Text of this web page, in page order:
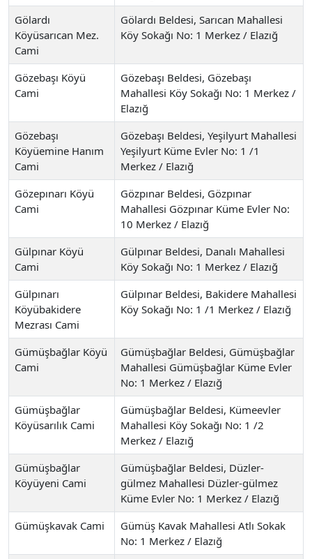
Gölardı
Köyüsarıcan Mez.
Cami
Gölardı Beldesi, Sarıcan Mahallesi
Köy Sokağı No: 1 Merkez / Elazığ
Gözebaşı Köyü
Cami
Gözebaşı Beldesi, Gözebaşı
Mahallesi Köy Sokağı No: 1 Merkez /
Elazığ
Gözebaşı
Köyüemine Hanım
Cami
Gözebaşı Beldesi, Yeşilyurt Mahallesi
Yeşilyurt Küme Evler No: 1 /1
Merkez / Elazığ
Gözepınarı Köyü
Cami
Gözpınar Beldesi, Gözpınar
Mahallesi Gözpınar Küme Evler No:
10 Merkez / Elazığ
Gülpınar Köyü
Cami
Gülpınar Beldesi, Danalı Mahallesi
Köy Sokağı No: 1 Merkez / Elazığ
Gülpınarı
Köyübakidere
Mezrası Cami
Gülpınar Beldesi, Bakidere Mahallesi
Köy Sokağı No: 1 /1 Merkez / Elazığ
Gümüşbağlar Köyü
Cami
Gümüşbağlar Beldesi, Gümüşbağlar
Mahallesi Gümüşbağlar Küme Evler
No: 1 Merkez / Elazığ
Gümüşbağlar
Köyüsarılık Cami
Gümüşbağlar Beldesi, Kümeevler
Mahallesi Köy Sokağı No: 1 /2
Merkez / Elazığ
Gümüşbağlar
Köyüyeni Cami
Gümüşbağlar Beldesi, Düzler-
gülmez Mahallesi Düzler-gülmez
Küme Evler No: 1 Merkez / Elazığ
Gümüşkavak Cami
Gümüş Kavak Mahallesi Atlı Sokak
No: 1 Merkez / Elazığ